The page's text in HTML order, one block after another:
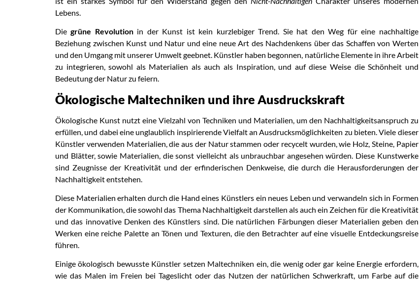
Lebens.
Diegrüne Revolutionin der Kunst ist kein kurzlebiger Trend. Sie hat den Weg für eine nachhaltige
Beziehung zwischen Kunst und Natur und eine neue Art des Nachdenkens über das Schaffen von Werten
und den Umgang mit unserer Umwelt geebnet. Künstler haben begonnen, natürliche Elemente in ihre Arbeit
zu integrieren, sowohl als Materialien als auch als Inspiration, und auf diese Weise die Schönheit und
Bedeutung der Natur zu feiern.
Ökologische Maltechniken und ihre Ausdruckskraft
Ökologische Kunst nutzt eine Vielzahl von Techniken und Materialien, um den Nachhaltigkeitsanspruch zu
erfüllen, und dabei eine unglaublich inspirierende Vielfalt an Ausdrucksmöglichkeiten zu bieten. Viele dieser
Künstler verwenden Materialien, die aus der Natur stammen oder recycelt wurden, wie Holz, Steine, Papier
und Blätter, sowie Materialien, die sonst vielleicht als unbrauchbar angesehen würden. Diese Kunstwerke
sind Zeugnisse der Kreativität und der erfinderischen Denkweise, die durch die Herausforderungen der
Nachhaltigkeit entstehen.
Diese Materialien erhalten durch die Hand eines Künstlers ein neues Leben und verwandeln sich in Formen
der Kommunikation, die sowohl das Thema Nachhaltigkeit darstellen als auch ein Zeichen für die Kreativität
und das innovative Denken des Künstlers sind. Die natürlichen Färbungen dieser Materialien geben den
Werken eine reiche Palette an Tönen und Texturen, die den Betrachter auf eine visuelle Entdeckungsreise
führen.
Einige ökologisch bewusste Künstler setzen Maltechniken ein, die wenig oder gar keine Energie erfordern,
wie das Malen im Freien bei Tageslicht oder das Nutzen der natürlichen Schwerkraft, um Farbe auf die